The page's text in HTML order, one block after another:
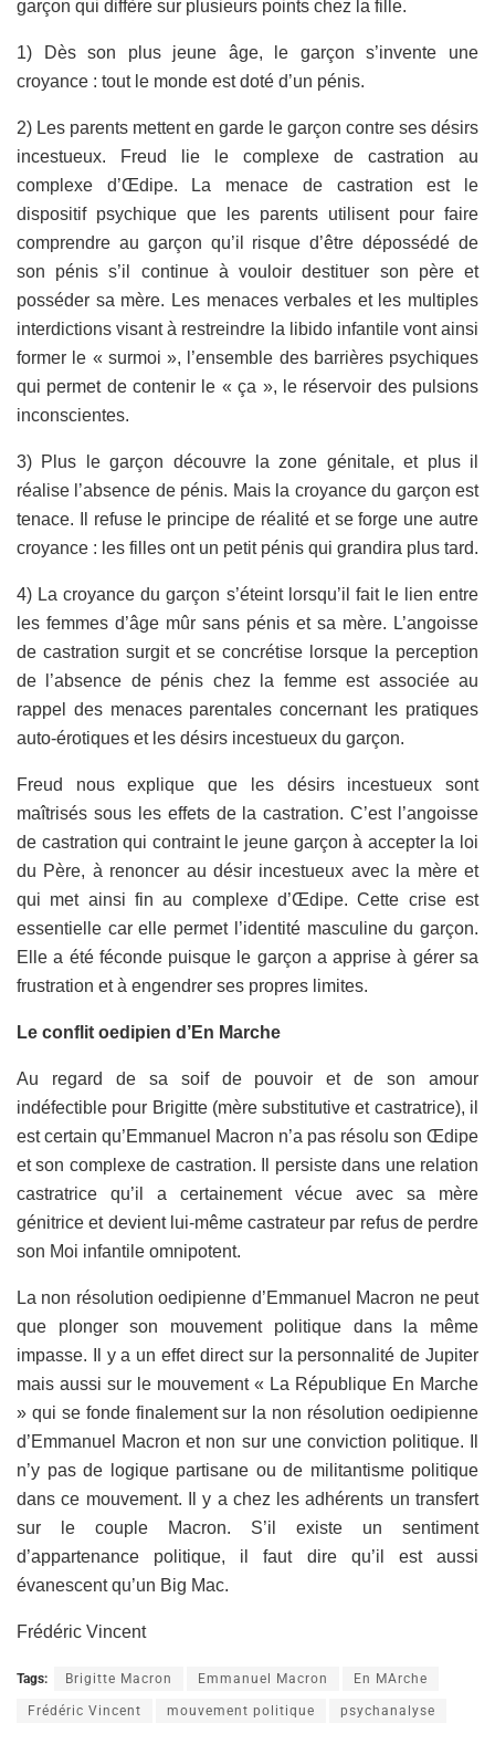
garçon qui diffère sur plusieurs points chez la fille.
1) Dès son plus jeune âge, le garçon s’invente une
croyance : tout le monde est doté d’un pénis.
2) Les parents mettent en garde le garçon contre ses désirs
incestueux. Freud lie le complexe de castration au
complexe d’Œdipe. La menace de castration est le
dispositif psychique que les parents utilisent pour faire
comprendre au garçon qu’il risque d’être dépossédé de
son pénis s’il continue à vouloir destituer son père et
posséder sa mère. Les menaces verbales et les multiples
interdictions visant à restreindre la libido infantile vont ainsi
former le « surmoi », l’ensemble des barrières psychiques
qui permet de contenir le « ça », le réservoir des pulsions
inconscientes.
3) Plus le garçon découvre la zone génitale, et plus il
réalise l’absence de pénis. Mais la croyance du garçon est
tenace. Il refuse le principe de réalité et se forge une autre
croyance : les filles ont un petit pénis qui grandira plus tard.
4) La croyance du garçon s’éteint lorsqu’il fait le lien entre
les femmes d’âge mûr sans pénis et sa mère. L’angoisse
de castration surgit et se concrétise lorsque la perception
de l’absence de pénis chez la femme est associée au
rappel des menaces parentales concernant les pratiques
auto-érotiques et les désirs incestueux du garçon.
Freud nous explique que les désirs incestueux sont
maîtrisés sous les effets de la castration. C’est l’angoisse
de castration qui contraint le jeune garçon à accepter la loi
du Père, à renoncer au désir incestueux avec la mère et
qui met ainsi fin au complexe d’Œdipe. Cette crise est
essentielle car elle permet l’identité masculine du garçon.
Elle a été féconde puisque le garçon a apprise à gérer sa
frustration et à engendrer ses propres limites.
Le conflit oedipien d’En Marche
Au regard de sa soif de pouvoir et de son amour
indéfectible pour Brigitte (mère substitutive et castratrice), il
est certain qu’Emmanuel Macron n’a pas résolu son Œdipe
et son complexe de castration. Il persiste dans une relation
castratrice qu’il a certainement vécue avec sa mère
génitrice et devient lui-même castrateur par refus de perdre
son Moi infantile omnipotent.
La non résolution oedipienne d’Emmanuel Macron ne peut
que plonger son mouvement politique dans la même
impasse. Il y a un effet direct sur la personnalité de Jupiter
mais aussi sur le mouvement « La République En Marche
» qui se fonde finalement sur la non résolution oedipienne
d’Emmanuel Macron et non sur une conviction politique. Il
n’y pas de logique partisane ou de militantisme politique
dans ce mouvement. Il y a chez les adhérents un transfert
sur le couple Macron. S’il existe un sentiment
d’appartenance politique, il faut dire qu’il est aussi
évanescent qu’un Big Mac.
Frédéric Vincent
Tags: Brigitte Macron Emmanuel Macron En MArche
Frédéric Vincent mouvement politique psychanalyse